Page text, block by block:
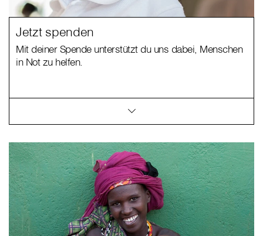
Jetzt spenden
Mit deiner Spende unterstützt du uns dabei, Menschen
in Not zu helfen.